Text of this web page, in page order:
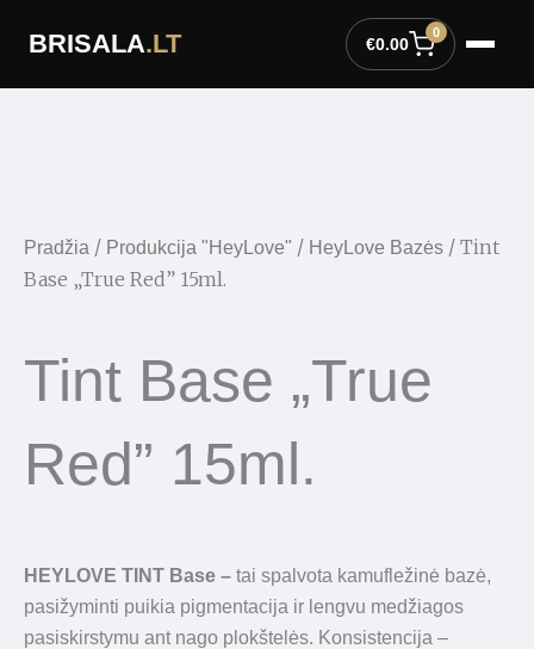
BRISALA.LT €0.00
0
Pradžia / Produkcija "HeyLove" / HeyLove Bazės / Tint
Base „True Red” 15ml.
Tint Base „True
Red” 15ml.
HEYLOVE TINT Base – tai spalvota kamufležinė bazė,
pasižyminti puikia pigmentacija ir lengvu medžiagos
pasiskirstymu ant nago plokštelės. Konsistencija –